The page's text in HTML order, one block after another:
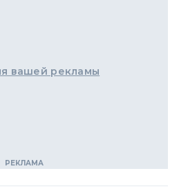
вашей рекламы